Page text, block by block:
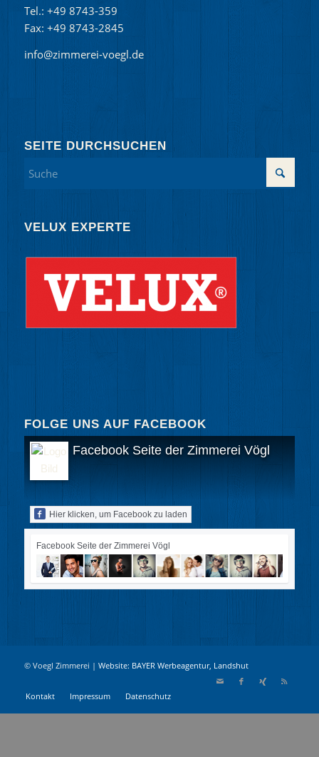
Tel.: +49 8743-359
Fax: +49 8743-2845
info@zimmerei-voegl.de
SEITE DURCHSUCHEN
VELUX EXPERTE
FOLGE UNS AUF FACEBOOK
Facebook Seite der Zimmerei Vögl
Hier klicken, um Facebook zu laden
Facebook Seite der Zimmerei Vögl
© Voegl Zimmerei | Website: BAYER Werbeagentur, Landshut
Kontakt Impressum Datenschutz